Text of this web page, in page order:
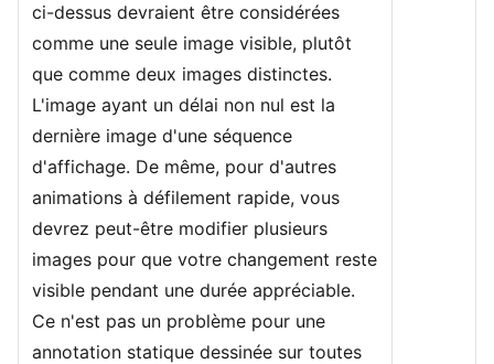
ci-dessus devraient être considérées
comme une seule image visible, plutôt
que comme deux images distinctes.
L'image ayant un délai non nul est la
dernière image d'une séquence
d'affichage. De même, pour d'autres
animations à défilement rapide, vous
devrez peut-être modifier plusieurs
images pour que votre changement reste
visible pendant une durée appréciable.
Ce n'est pas un problème pour une
annotation statique dessinée sur toutes